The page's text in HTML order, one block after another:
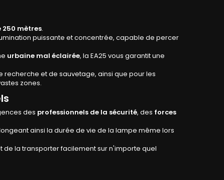
mètres.
puissante et concentrée, capable de percer
urbaine mal éclairée, la EA25 vous garantit une
recherche et de sauvetage, ainsi que pour les
zones.
des professionnels de la sécurité, des forces
ainsi la durée de vie de la lampe même lors
de la transporter facilement sur n'importe quel